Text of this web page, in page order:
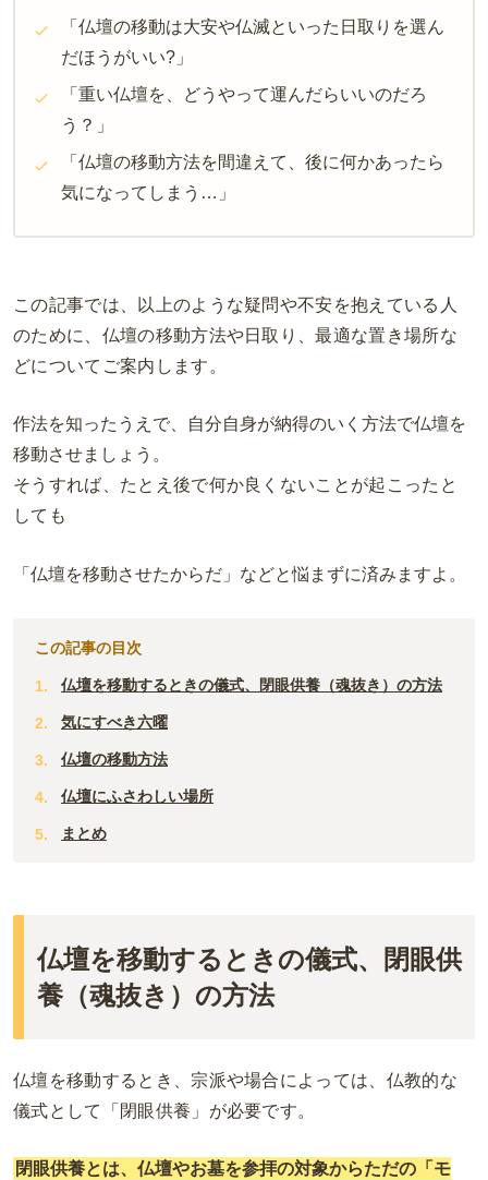
「仏壇の移動は大安や仏滅といった日取りを選ん
だほうがいい? 」
「重い仏壇を、どうやって運んだらいいのだろ
う？」
「仏壇の移動方法を間違えて、後に何かあったら
気になってしまう…」
この記事では、以上のような疑問や不安を抱えている人
のために、仏壇の移動方法や日取り、最適な置き場所な
どについてご案内します。
作法を知ったうえで、自分自身が納得のいく方法で仏壇を
移動させましょう。
そうすれば、たとえ後で何か良くないことが起こったと
しても
「仏壇を移動させたからだ」などと悩まずに済みますよ。
この記事の目次
仏壇を移動するときの儀式、閉眼供養（魂抜き）の方法
気にすべき六曜
仏壇の移動方法
仏壇にふさわしい場所
まとめ
仏壇を移動するときの儀式、閉眼供
養（魂抜き）の方法
仏壇を移動するとき、宗派や場合によっては、仏教的な
儀式として「閉眼供養」が必要です。
閉眼供養とは、仏壇やお墓を参拝の対象からただの「モ